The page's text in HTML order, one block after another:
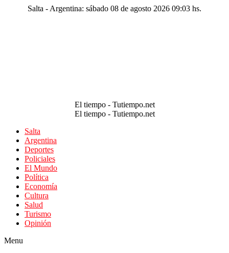
Salta - Argentina: sábado 08 de agosto 2026 09:03 hs.
El tiempo - Tutiempo.net
El tiempo - Tutiempo.net
Salta
Argentina
Deportes
Policiales
El Mundo
Política
Economía
Cultura
Salud
Turismo
Opinión
Menu